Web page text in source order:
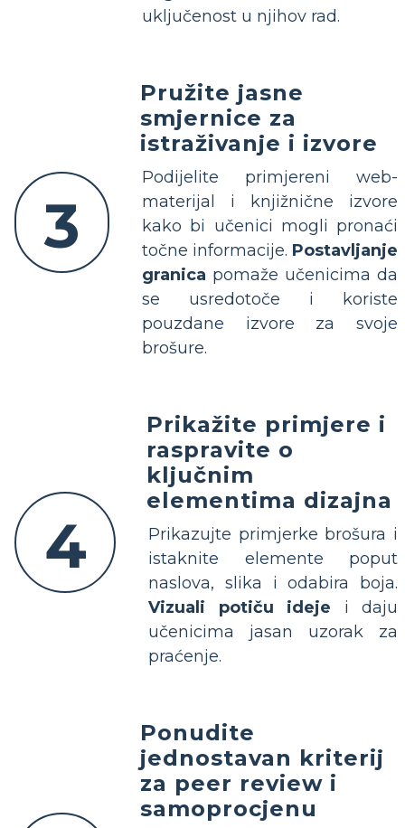
uključenost u njihov rad.
3
Pružite jasne
smjernice za
istraživanje i izvore
Podijelite primjereni web-
materijal i knjižnične izvore
kako bi učenici mogli pronaći
točne informacije. Postavljanje
granica pomaže učenicima da
se usredotoče i koriste
pouzdane izvore za svoje
brošure.
4
Prikažite primjere i
raspravite o
ključnim
elementima dizajna
Prikazujte primjerke brošura i
istaknite elemente poput
naslova, slika i odabira boja.
Vizuali potiču ideje i daju
učenicima jasan uzorak za
praćenje.
Ponudite
jednostavan kriterij
za peer review i
samoprocjenu